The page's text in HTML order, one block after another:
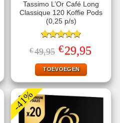
Tassimo L’Or Café Long
Classique 120 Koffie Pods
(0,25 p/s)
Gewaardeerd
5.00uit 5
€49,95 Oorspronkelijke
prijs
was:
€49,95.
€29,95prijs
TOEVOEGEN
-41%